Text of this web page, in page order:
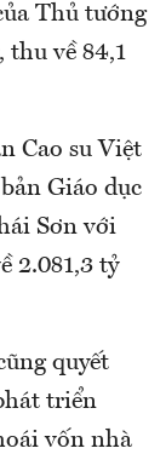
Thủ tướng
thu về 84,1
Cao su Việt
Giáo dục
Sơn với
2.081,3 tỷ
quyết
triển
vốn nhà